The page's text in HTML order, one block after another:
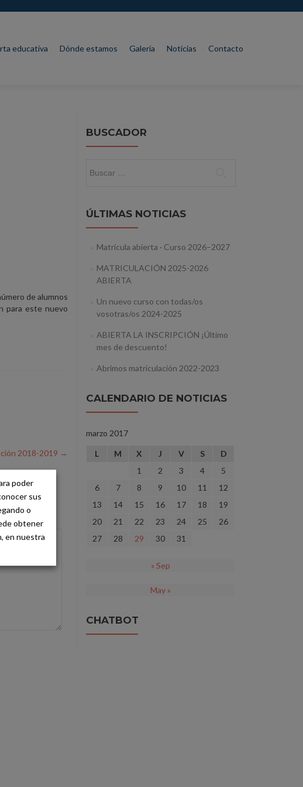
educativa Dónde estamos Galería Noticias Contacto
de alumnos
para este nuevo
2018-2019 →
BUSCADOR
ÚLTIMAS NOTICIAS
Matrícula abierta · Curso 2026–2027
MATRICULACIÓN 2025-2026
ABIERTA
Un nuevo curso con todas/os
vosotras/os 2024-2025
ABIERTA LA INSCRIPCIÓN ¡Último
mes de descuento!
Abrimos matriculación 2022-2023
CALENDARIO DE NOTICIAS
marzo 2017
L M X J V S
D
1
2 3 4
5
6
7 8 9 10 11
12
13
14 15 16 17 18
19
20
21 22 23 24 25
26
27
28 29 30 31
« Sep
May »
CHATBOT
poder
sus
o
obtener
en nuestra